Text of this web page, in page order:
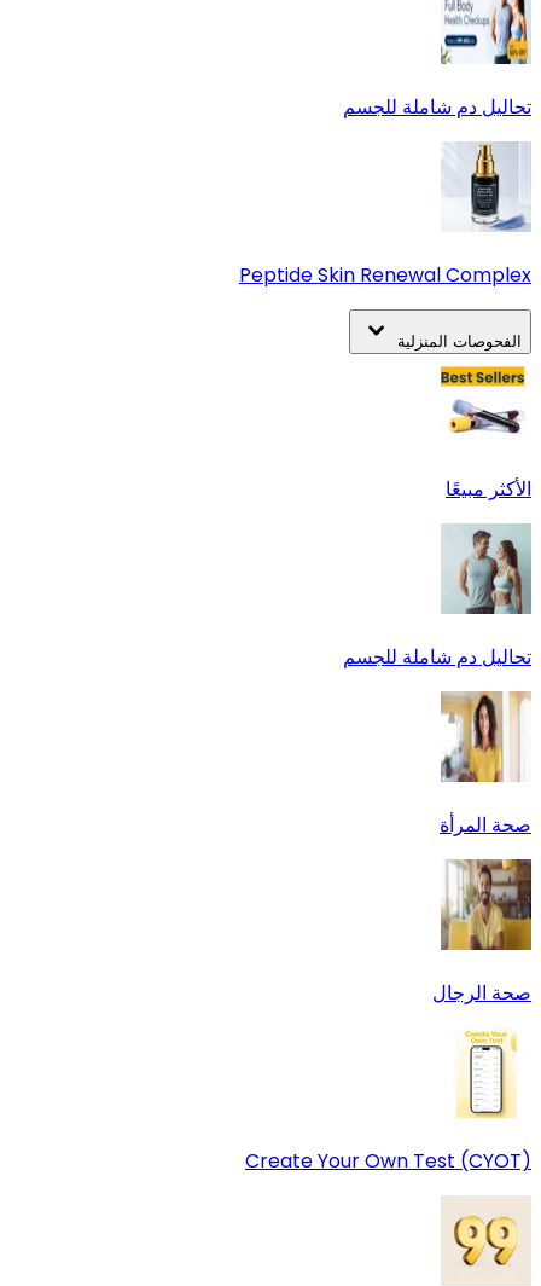
تحاليل دم شاملة للجسم
Peptide Skin Renewal Complex
الفحوصات المنزلية
الأكثر مبيعًا
تحاليل دم شاملة للجسم
صحة المرأة
صحة الرجال
Create Your Own Test (CYOT)